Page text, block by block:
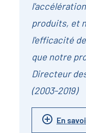
produits, et
l'efficacité
que notre
Directeur
(2003-2019)
En